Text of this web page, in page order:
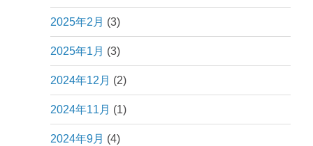
2025年2月 (3)
2025年1月 (3)
2024年12月 (2)
2024年11月 (1)
2024年9月 (4)